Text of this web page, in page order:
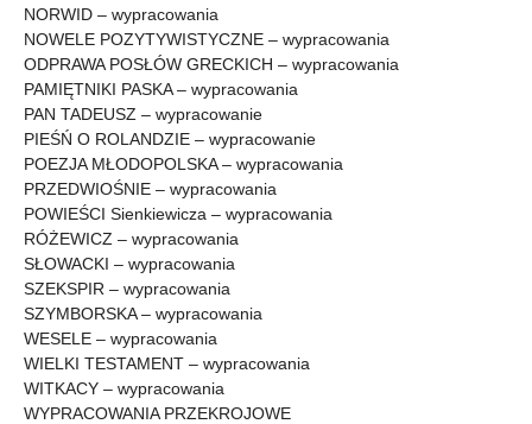
NORWID – wypracowania
NOWELE POZYTYWISTYCZNE – wypracowania
ODPRAWA POSŁÓW GRECKICH – wypracowania
PAMIĘTNIKI PASKA – wypracowania
PAN TADEUSZ – wypracowanie
PIEŚŃ O ROLANDZIE – wypracowanie
POEZJA MŁODOPOLSKA – wypracowania
PRZEDWIOŚNIE – wypracowania
POWIEŚCI Sienkiewicza – wypracowania
RÓŻEWICZ – wypracowania
SŁOWACKI – wypracowania
SZEKSPIR – wypracowania
SZYMBORSKA – wypracowania
WESELE – wypracowania
WIELKI TESTAMENT – wypracowania
WITKACY – wypracowania
WYPRACOWANIA PRZEKROJOWE